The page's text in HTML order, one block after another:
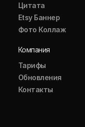
Цитата
Etsy Баннер
Фото Коллаж
Компания
Тарифы
Обновления
Контакты